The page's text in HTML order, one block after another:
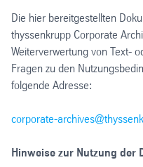
Die hier bereitgestellten
thyssenkrupp Corporate
Weiterverwertung von Text-
Fragen zu den
folgende Adresse:
corporate-
Hinweise zur Nutzung der